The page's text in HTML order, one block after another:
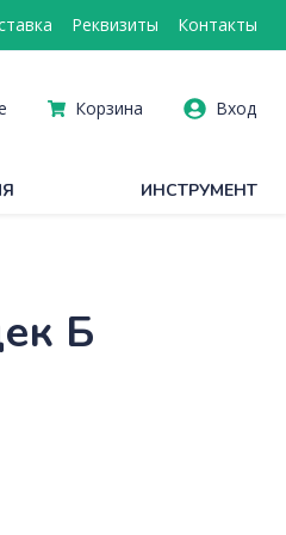
Реквизиты Контакты
Корзина Вход
ИНСТРУМЕНТ
Б